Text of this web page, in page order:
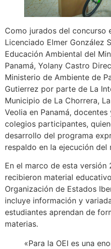
Como jurados del concurso
Licenciado Elmer González
Educación Ambiental del
Panamá, Yolany Castro
Ministerio de Ambiente de
Gutierrez por parte de La
Municipio de La Chorrera,
Veolia en Panamá,
colegios participantes,
desarrollo del programa
respaldo en la ejecución del
En el marco de esta versión
recibieron material
Organización de Estados
incluye información y
estudiantes aprendan de
materias.
«Para la OEI es una